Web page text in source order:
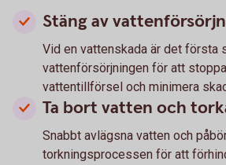
Stäng av
Vid en vattenskada är det första
vattenförsörjningen för att
vattentillförsel och minimera
Ta bort vatten och
Snabbt avlägsna vatten och
torkningsprocessen för att